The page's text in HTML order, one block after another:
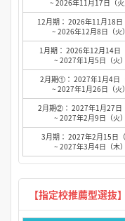
~ 2026年11月17日（火
12月期： 2026年11月18日
~ 2026年12月8日（火）
1月期： 2026年12月14日
~ 2027年1月5日（火）
2月期①： 2027年1月4日（
~ 2027年1月26日（火）
2月期②： 2027年1月27日
~ 2027年2月9日（火）
3月期： 2027年2月15日（
~ 2027年3月4日（木）